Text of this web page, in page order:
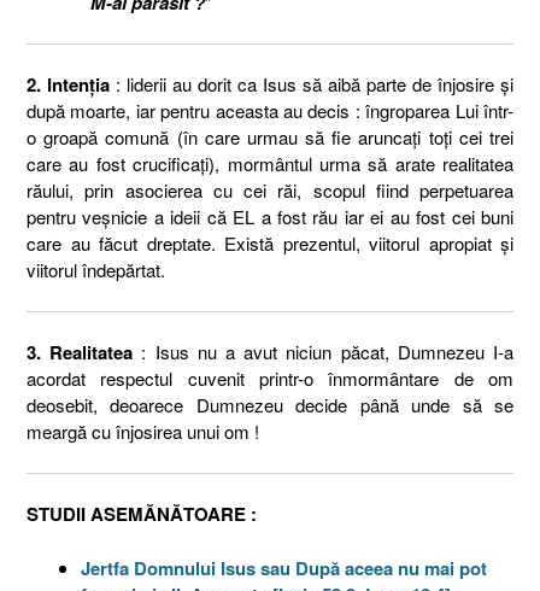
2. Intenţia : liderii au dorit ca Isus să aibă parte de înjosire şi
după moarte, iar pentru aceasta au decis : îngroparea Lui într-
o groapă comună (în care urmau să fie aruncaţi toţi cei trei
care au fost crucificaţi), mormântul urma să arate realitatea
răului, prin asocierea cu cei răi, scopul fiind perpetuarea
pentru veşnicie a ideii că EL a fost rău iar ei au fost cei buni
care au făcut dreptate. Există prezentul, viitorul apropiat şi
viitorul îndepărtat.
3. Realitatea : Isus nu a avut niciun păcat, Dumnezeu I-a
acordat respectul cuvenit printr-o înmormântare de om
deosebit, deoarece Dumnezeu decide până unde să se
meargă cu înjosirea unui om !
STUDII ASEMĂNĂTOARE :
Jertfa Domnului Isus sau După aceea nu mai pot